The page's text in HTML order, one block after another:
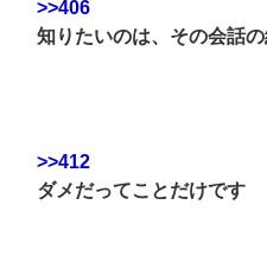
>>406
知りたいのは、その会話
>>412
ダメだってことだけです